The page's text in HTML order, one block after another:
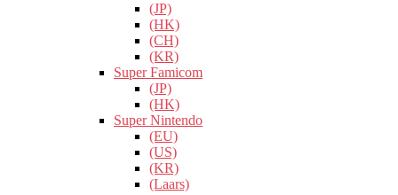
(JP)
(HK)
(CH)
(KR)
Super Famicom
(JP)
(HK)
Super Nintendo
(EU)
(US)
(KR)
(Laars)